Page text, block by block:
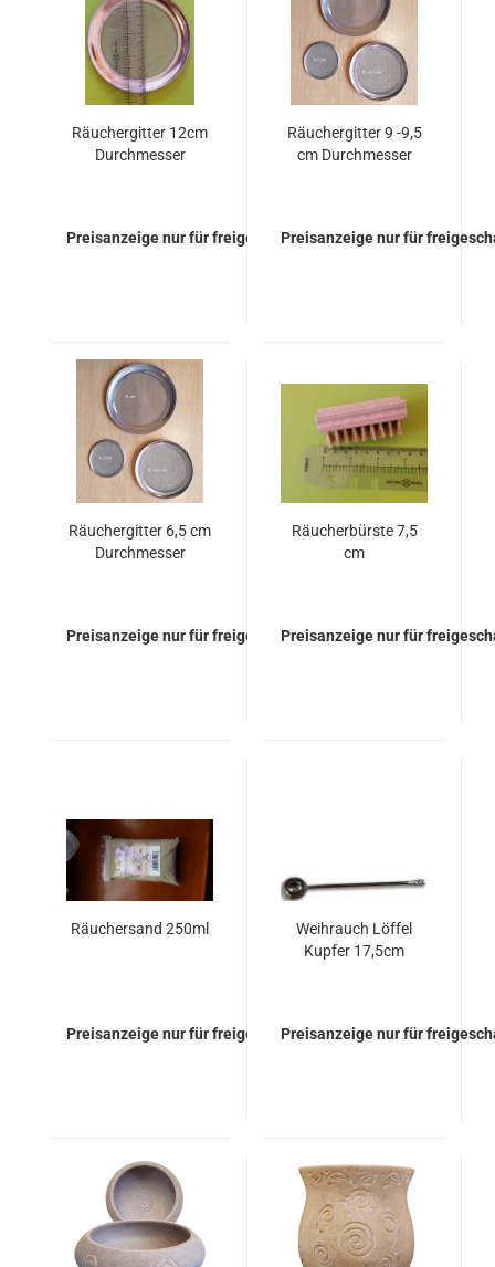
Räuchergitter 12cm
Durchmesser
Preisanzeige nur für freigeschaltete Kunden
Räuchergitter 9 -9,5
cm Durchmesser
Preisanzeige nur für
Räuchergitter 6,5 cm
Durchmesser
Preisanzeige nur für freigeschaltete Kunden
Räucherbürste 7,5
cm
Preisanzeige nur für
Räuchersand 250ml
Preisanzeige nur für freigeschaltete Kunden
Weihrauch Löffel
Kupfer 17,5cm
Preisanzeige nur für